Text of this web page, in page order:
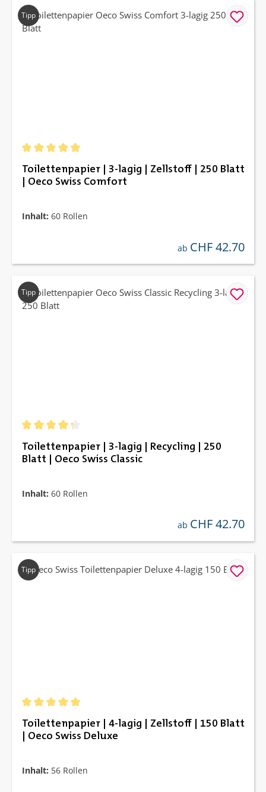
Tipp
Toilettenpapier | 3-lagig | Zellstoff | 250 Blatt
| Oeco Swiss Comfort
Inhalt: 60 Rollen
regulärer preis:
ab CHF 42.70
Tipp
Toilettenpapier | 3-lagig | Recycling | 250
Blatt | Oeco Swiss Classic
Inhalt: 60 Rollen
regulärer preis:
ab CHF 42.70
Tipp
Toilettenpapier | 4-lagig | Zellstoff | 150 Blatt
| Oeco Swiss Deluxe
Inhalt: 56 Rollen